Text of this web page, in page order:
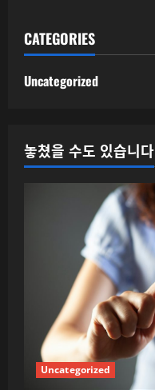
CATEGORIES
Uncategorized
놓쳤을 수도 있습니다
Uncategorized